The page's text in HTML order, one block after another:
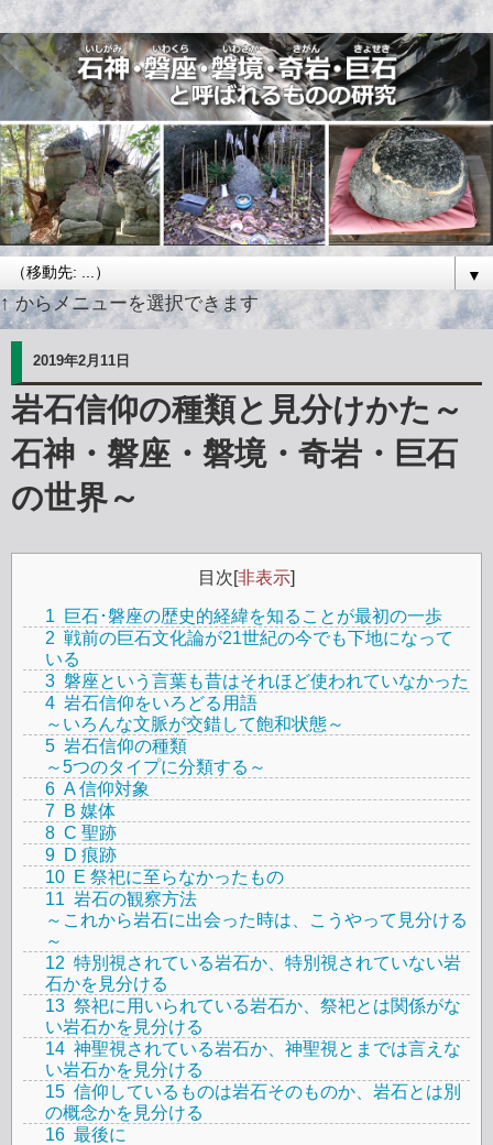
▼
↑ からメニューを選択できます
2019年2月11日
岩石信仰の種類と見分けかた～
石神・磐座・磐境・奇岩・巨石
の世界～
目次[非表示]
1 巨石･磐座の歴史的経緯を知ることが最初の一歩
2 戦前の巨石文化論が21世紀の今でも下地になって
いる
3 磐座という言葉も昔はそれほど使われていなかった
4 岩石信仰をいろどる用語
～いろんな文脈が交錯して飽和状態～
5 岩石信仰の種類
～5つのタイプに分類する～
6 A 信仰対象
7 B 媒体
8 C 聖跡
9 D 痕跡
10 E 祭祀に至らなかったもの
11 岩石の観察方法
～これから岩石に出会った時は、こうやって見分ける
～
12 特別視されている岩石か、特別視されていない岩
石かを見分ける
13 祭祀に用いられている岩石か、祭祀とは関係がな
い岩石かを見分ける
14 神聖視されている岩石か、神聖視とまでは言えな
い岩石かを見分ける
15 信仰しているものは岩石そのものか、岩石とは別
の概念かを見分ける
16 最後に